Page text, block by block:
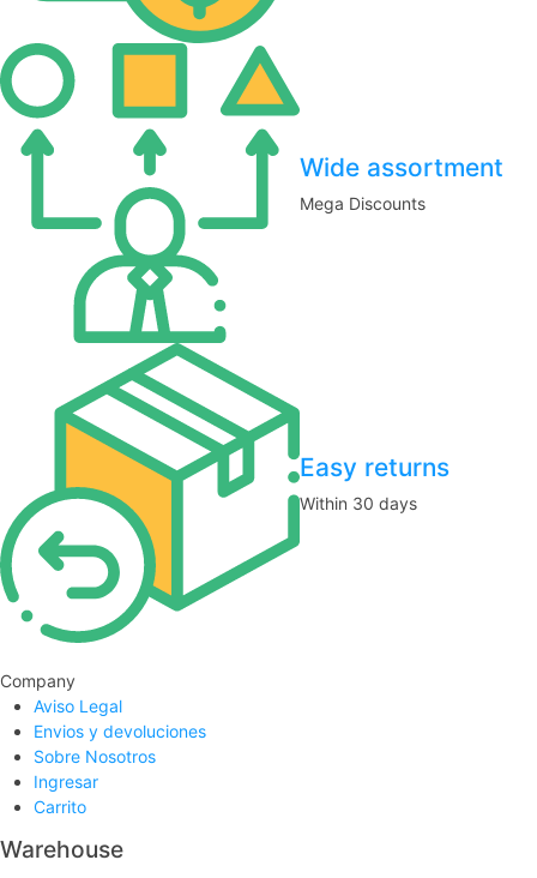
Wide assortment
Mega Discounts
Easy returns
Within 30 days
Company
Aviso Legal
Envios y devoluciones
Sobre Nosotros
Ingresar
Carrito
Warehouse